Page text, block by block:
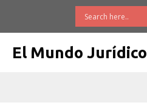
El Mundo Jurídico